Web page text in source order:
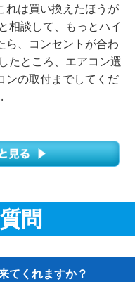
れは買い換えたほうが
相談して、もっとハイ
ら、コンセントが合わ
たところ、エアコン選
ンの取付までしてくだ
問
てくれますか？